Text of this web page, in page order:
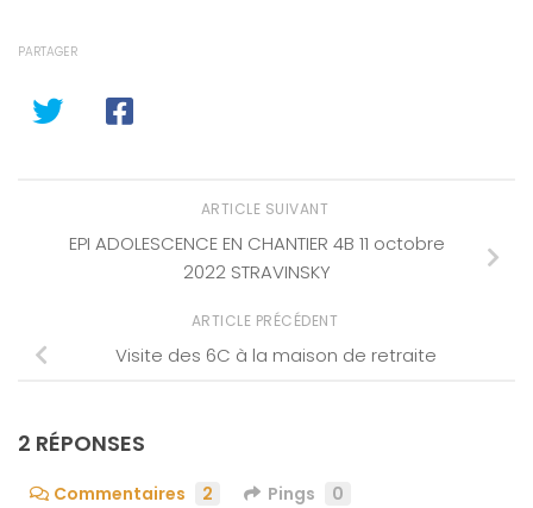
PARTAGER
ARTICLE SUIVANT
EPI ADOLESCENCE EN CHANTIER 4B 11 octobre
2022 STRAVINSKY
ARTICLE PRÉCÉDENT
Visite des 6C à la maison de retraite
2 RÉPONSES
Commentaires 2 Pings 0